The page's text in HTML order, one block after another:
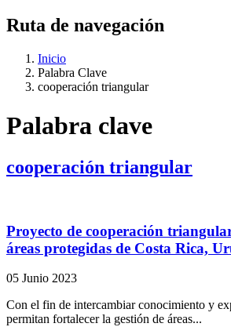
Ruta de navegación
Inicio
Palabra Clave
cooperación triangular
Palabra clave
cooperación triangular
Proyecto de cooperación
áreas protegidas de Costa Rica,
05 Junio 2023
Con el fin de intercambiar conocimiento y
permitan fortalecer la gestión de áreas...